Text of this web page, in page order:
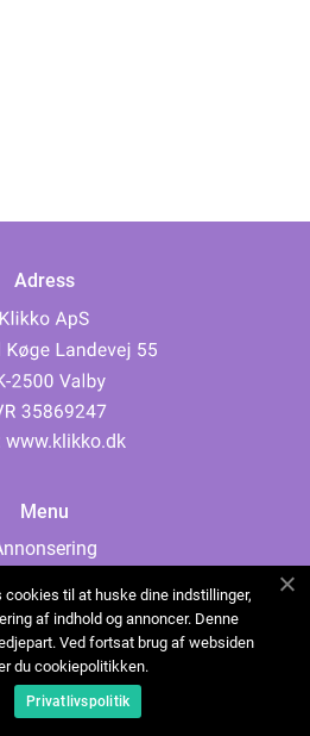
Adress
www.klikko.dk
Menu
Cookies
oss
Sitemap
cookies til at huske dine indstillinger,
af indhold og annoncer. Denne
Ved fortsat brug af websiden
du cookiepolitikken.
Privatlivspolitik